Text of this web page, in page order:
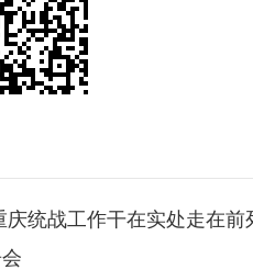
统战工作干在实处走在前